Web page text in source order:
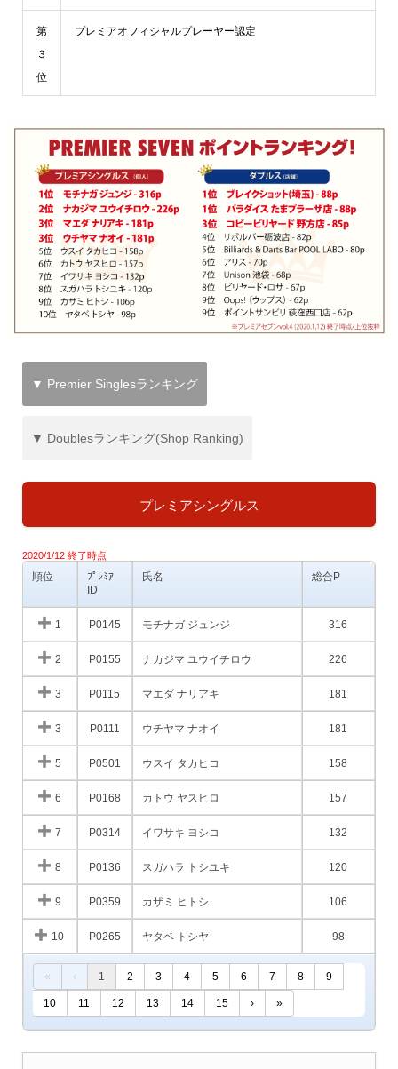
第
３
位
プレミアオフィシャルプレーヤー認定
▼ Premier Singlesランキング
▼ Doublesランキング(Shop Ranking)
プレミアシングルス
2020/1/12 終了時点
順位
ﾌﾟﾚﾐｱ
ID
氏名 総合P
1 P0145 モチナガ ジュンジ 316
2 P0155 ナカジマ ユウイチロウ 226
3 P0115 マエダ ナリアキ 181
3 P0111 ウチヤマ ナオイ 181
5 P0501 ウスイ タカヒコ 158
6 P0168 カトウ ヤスヒロ 157
7 P0314 イワサキ ヨシコ 132
8 P0136 スガハラ トシユキ 120
9 P0359 カザミ ヒトシ 106
10 P0265 ヤタベ トシヤ 98
« ‹ 1 2 3 4 5 6 7 8 9
10 11 12 13 14 15 › »